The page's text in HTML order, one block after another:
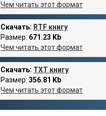
Чем читать этот формат
Скачать: RTF книгу
Размер: 671.23 Kb
Чем читать этот формат
Скачать: TXT книгу
Размер: 356.81 Kb
Чем читать этот формат